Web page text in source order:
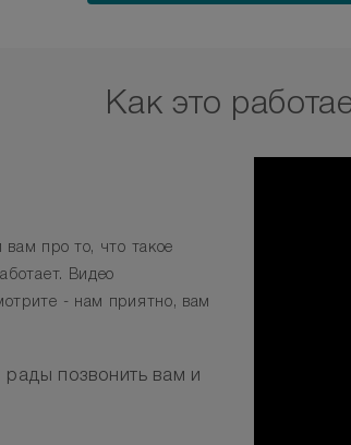
Как это
про то, что такое
Видео
- нам приятно, вам
позвонить вам и